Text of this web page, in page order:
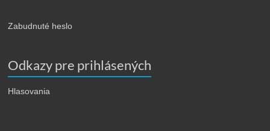
Zabudnuté heslo
Odkazy pre prihlásených
Hlasovania